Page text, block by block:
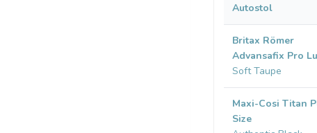
Autostol
Britax Römer
Advansafix Pro
Soft Taupe
Maxi-Cosi Titan
Size